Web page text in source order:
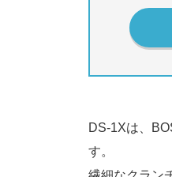
DS-1Xは、
す。